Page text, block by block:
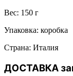
Вес: 150 г
Упаковка: коробка
Страна: Италия
ДОСТАВКА